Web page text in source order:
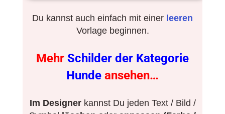
Du kannst auch einfach mit einer leeren
Vorlage beginnen.
Mehr Schilder der Kategorie
Hunde ansehen…
Im Designerkannst Du jeden Text / Bild /